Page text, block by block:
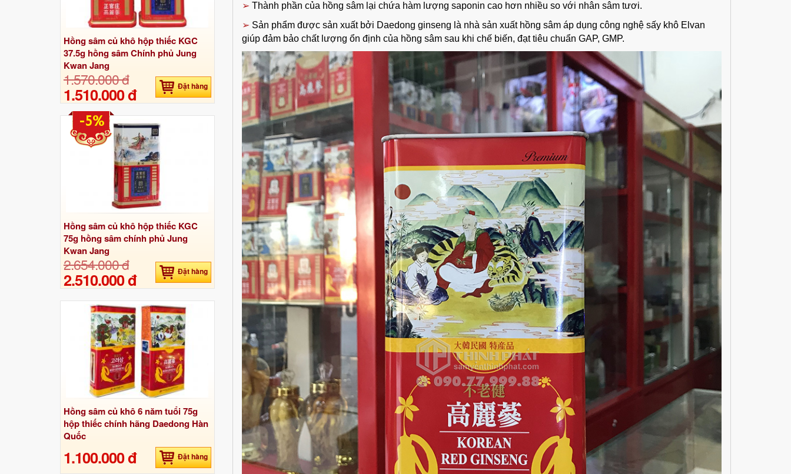
Hồng sâm củ khô hộp thiếc KGC
37.5g hồng sâm Chính phủ Jung
Kwan Jang
1.570.000 đ
1.510.000 đ Đặt hàng
Hồng sâm củ khô hộp thiếc KGC
75g hồng sâm chính phủ Jung
Kwan Jang
2.654.000 đ
2.510.000 đ Đặt hàng
-5%
Hồng sâm củ khô 6 năm tuổi 75g
hộp thiếc chính hãng Daedong Hàn
Quốc
1.100.000 đ Đặt hàng
➢ Thành phần của hồng sâm lại chứa hàm lượng saponin cao hơn nhiều so với nhân sâm tươi.
➢ Sản phẩm được sản xuất bởi Daedong ginseng là nhà sản xuất hồng sâm áp dụng công nghệ sấy khô Elvan
giúp đảm bảo chất lượng ổn định của hồng sâm sau khi chế biến, đạt tiêu chuẩn GAP, GMP.